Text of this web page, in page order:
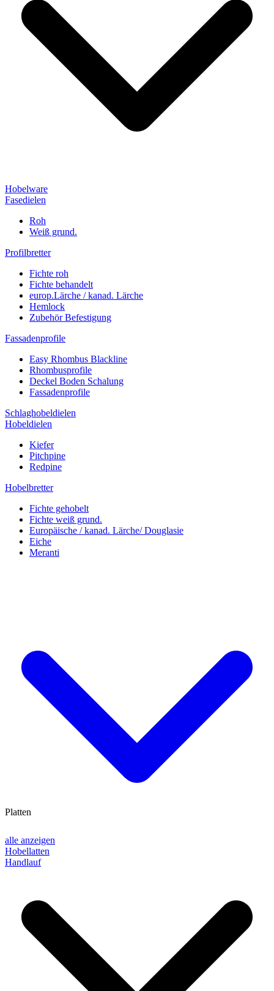
Hobelware
Fasedielen
Roh
Weiß grund.
Profilbretter
Fichte roh
Fichte behandelt
europ.Lärche / kanad. Lärche
Hemlock
Zubehör Befestigung
Fassadenprofile
Easy Rhombus Blackline
Rhombusprofile
Deckel Boden Schalung
Fassadenprofile
Schlaghobeldielen
Hobeldielen
Kiefer
Pitchpine
Redpine
Hobelbretter
Fichte gehobelt
Fichte weiß grund.
Europäische / kanad. Lärche/ Douglasie
Eiche
Meranti
alle anzeigen
Hobellatten
Handlauf
Platten